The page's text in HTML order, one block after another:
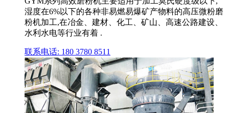
湿度在6%以下的各种非易燃易爆矿产物料的高压微粉磨
粉机加工,在冶金、建材、化工、矿山、高速公路建设、
水利水电等行业有着 .
联系电话: 180 3780 8511